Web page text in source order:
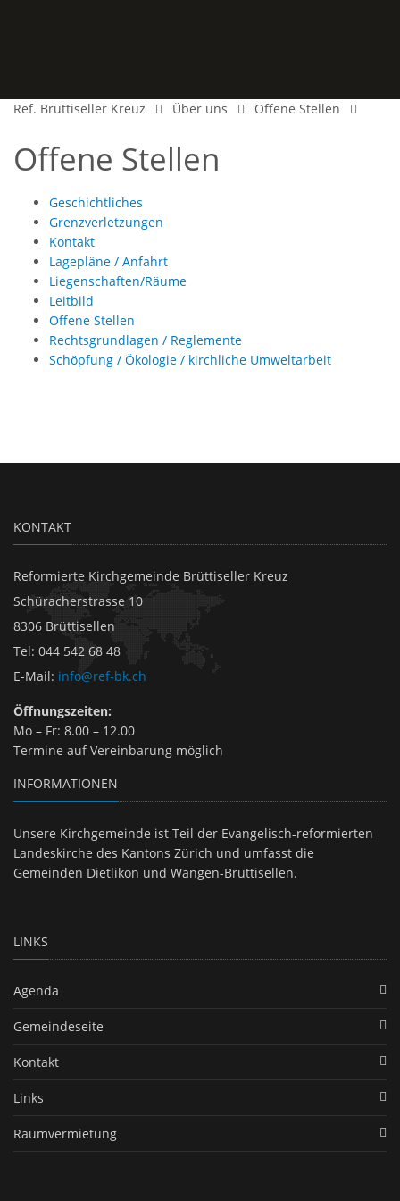
Ref. Brüttiseller Kreuz Über uns Offene Stellen
Offene Stellen
Geschichtliches
Grenzverletzungen
Kontakt
Lagepläne / Anfahrt
Liegenschaften/Räume
Leitbild
Offene Stellen
Rechtsgrundlagen / Reglemente
Schöpfung / Ökologie / kirchliche Umweltarbeit
KONTAKT
Reformierte Kirchgemeinde Brüttiseller Kreuz
Schüracherstrasse 10
8306 Brüttisellen
Tel: 044 542 68 48
E-Mail: info@ref-bk.ch
Öffnungszeiten:
Mo – Fr: 8.00 – 12.00
Termine auf Vereinbarung möglich
INFORMATIONEN
Unsere Kirchgemeinde ist Teil der Evangelisch-reformierten
Landeskirche des Kantons Zürich und umfasst die
Gemeinden Dietlikon und Wangen-Brüttisellen.
LINKS
Agenda
Gemeindeseite
Kontakt
Links
Raumvermietung